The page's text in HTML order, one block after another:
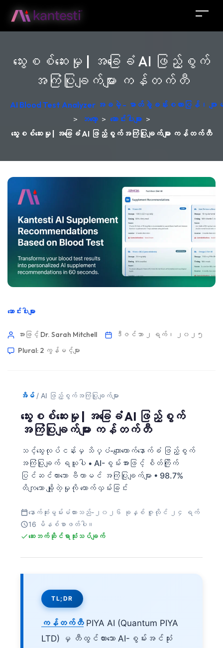
သွေးစစ်ဆေးမှု | အခြေခံ AI ဖြည့်စွက်
အကြံပြုချက်များ ကန်တက်တီ
AI Blood Test Analyzer အခမဲ့ - ဓာတ်ခွဲခန်းစကားပြန်၊
> ဘလော့ > ဆောင်းပါးများ >
သွေးစစ်ဆေးမှု | အခြေခံ AI ဖြည့်စွက်အကြံပြုချက်များ ကန်တက်တီ
ဆောင်းပါးများ
အားဖြင့် Dr. Sarah Mitchell
ဒီဇင်ဘာ ၂ ရက်၊ ၂၀၂၅
Plural: 2 ကွန်မင့်များ
အိမ် / AI ဖြည့်စွက်အကြံပြုချက်များ
သွေးစစ်ဆေးမှု | အခြေခံ AI ဖြည့်စွက်
အကြံပြုချက်များ ကန်တက်တီ
သင့်သွေးလုပ်ငန်းမှ သိပ္ပံ-ကျောထောက်နောက်ခံ ဖြည့်စွက်
အကြံပြုချက် ရယူပါ • AI-စွမ်းအားဖြင့် စိတ်ကြိုက်
ပြင်ဆင်ထားသော ဗီတာမင် အကြံပြုချက်များ • 98.7%
တိကျသော ချို့တဲ့မှုကို ထောက်လှမ်းခြင်း
နောက်ဆုံးမွမ်းမံထားသည်- ၂၀၂၆ ခုနှစ် ဇူလိုင် ၂၄ ရက်
16 မိနစ်စာဖတ်ပါ။
ဆေးဘက်ဆိုင်ရာသုံးသပ်ချက်
TL;DR
ကန်တက်တီPIYA AI (Quantum PIYA
LTD) မှ တီထွင်ထားသော AI-စွမ်းအင်သုံး